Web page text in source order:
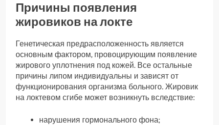
Причины появления
жировиков на локте
Генетическая предрасположенность является
основным фактором, провоцирующим появление
жирового уплотнения под кожей. Все остальные
причины липом индивидуальны и зависят от
функционирования организма больного. Жировик
на локтевом сгибе может возникнуть вследствие:
нарушения гормонального фона;